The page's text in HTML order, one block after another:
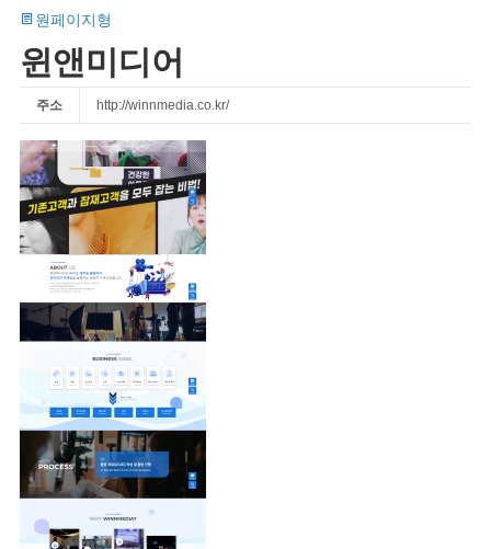
원페이지형
윈앤미디어
주소 http://winnmedia.co.kr/